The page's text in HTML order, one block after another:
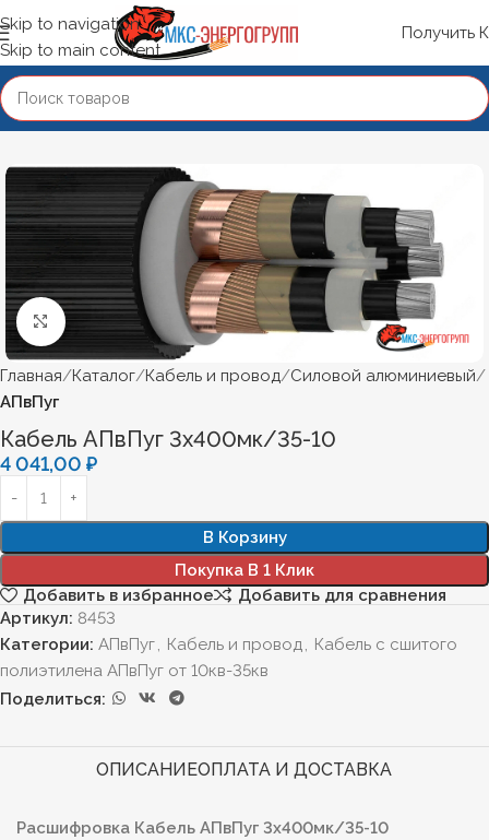
Skip to navigation
Skip to main content
Получить
Нажмите, чтобы увеличить
Главная Каталог Кабель и провод Силовой алюминиевый
АПвПуг
Кабель АПвПуг 3х400мк/35-10
4 041,00 ₽
В Корзину
Покупка В 1 Клик
Добавить в избранное
Добавить для сравнения
Артикул: 8453
Категории: АПвПуг, Кабель и провод, Кабель с сшитого
полиэтилена АПвПуг от 10кв-35кв
Поделиться:
ОПИСАНИЕОПЛАТА И ДОСТАВКА
Расшифровка Кабель АПвПуг 3х400мк/35-10